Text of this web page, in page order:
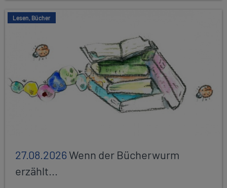
Lesen, Bücher
27.08.2026Wenn der Bücherwurm
erzählt...